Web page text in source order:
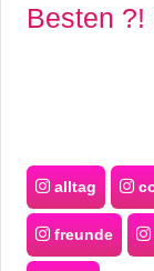
Besten ?!
alltag
freunde